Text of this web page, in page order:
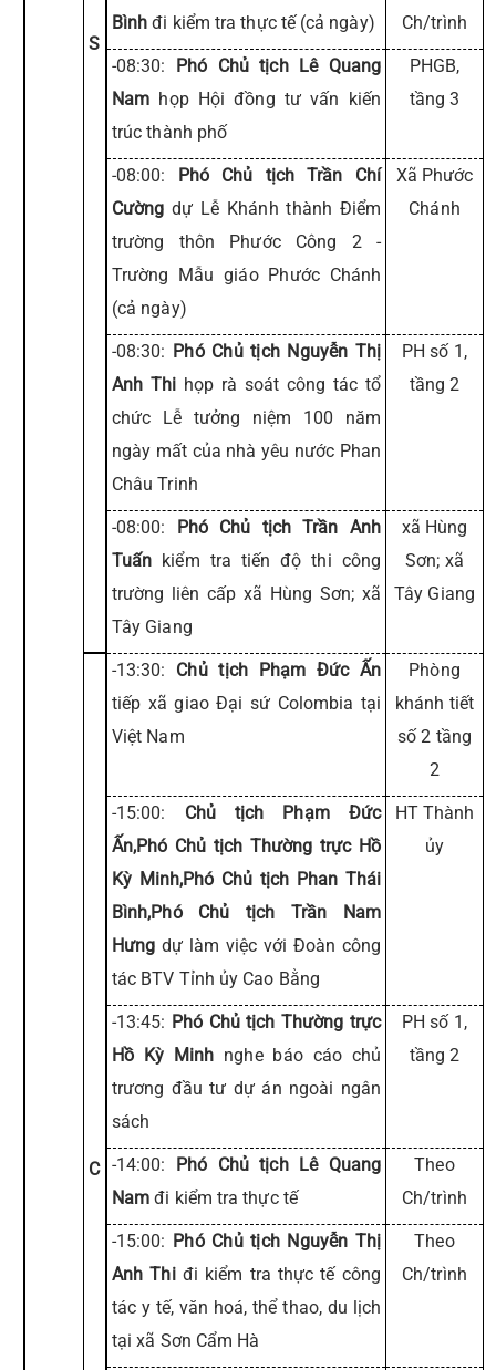
S
Bình đi kiểm tra thực tế (cả ngày) Ch/trình
-08:30: Phó Chủ tịch Lê Quang
Nam họp Hội đồng tư vấn kiến
trúc thành phố
PHGB,
tầng 3
-08:00: Phó Chủ tịch Trần Chí
Cường dự Lễ Khánh thành Điểm
trường thôn Phước Công 2 -
Trường Mẫu giáo Phước Chánh
(cả ngày)
Xã Phước
Chánh
-08:30: Phó Chủ tịch Nguyễn Thị
Anh Thi họp rà soát công tác tổ
chức Lễ tưởng niệm 100 năm
ngày mất của nhà yêu nước Phan
Châu Trinh
PH số 1,
tầng 2
-08:00: Phó Chủ tịch Trần Anh
Tuấn kiểm tra tiến độ thi công
trường liên cấp xã Hùng Sơn; xã
Tây Giang
xã Hùng
Sơn; xã
Tây Giang
C
-13:30: Chủ tịch Phạm Đức Ấn
tiếp xã giao Đại sứ Colombia tại
Việt Nam
Phòng
khánh tiết
số 2 tầng
2
-15:00: Chủ tịch Phạm Đức
Ấn,Phó Chủ tịch Thường trực Hồ
Kỳ Minh,Phó Chủ tịch Phan Thái
Bình,Phó Chủ tịch Trần Nam
Hưng dự làm việc với Đoàn công
tác BTV Tỉnh ủy Cao Bằng
HT Thành
ủy
-13:45: Phó Chủ tịch Thường trực
Hồ Kỳ Minh nghe báo cáo chủ
trương đầu tư dự án ngoài ngân
sách
PH số 1,
tầng 2
-14:00: Phó Chủ tịch Lê Quang
Nam đi kiểm tra thực tế
Theo
Ch/trình
-15:00: Phó Chủ tịch Nguyễn Thị
Anh Thiđi kiểm tra thực tế công
tác y tế, văn hoá, thể thao, du lịch
tại xã Sơn Cẩm Hà
Theo
Ch/trình